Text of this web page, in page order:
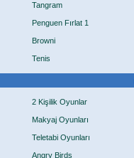
Tangram
Penguen Fırlat 1
Browni
Tenis
2 Kişilik Oyunlar
Makyaj Oyunları
Teletabi Oyunları
Angry Birds